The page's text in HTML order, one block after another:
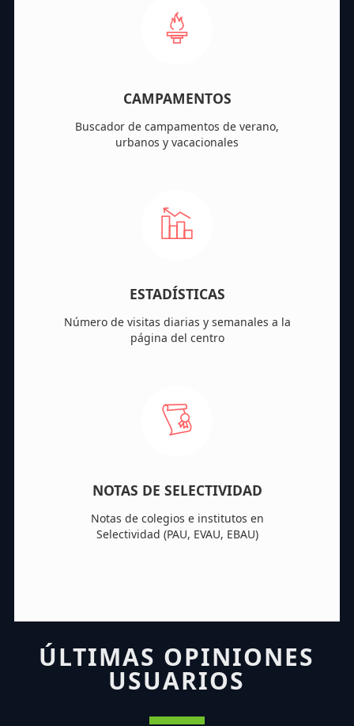
CAMPAMENTOS
Buscador de campamentos de verano,
urbanos y vacacionales
ESTADÍSTICAS
Número de visitas diarias y semanales a la
página del centro
NOTAS DE SELECTIVIDAD
Notas de colegios e institutos en
Selectividad (PAU, EVAU, EBAU)
ÚLTIMAS OPINIONES
USUARIOS